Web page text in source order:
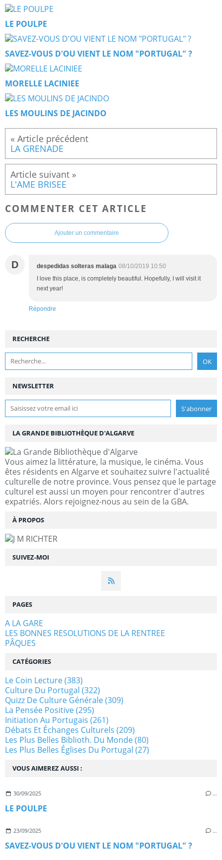
LE POULPE
SAVEZ-VOUS D'OU VIENT LE NOM "PORTUGAL" ?
MORELLE LACINIEE
LES MOULINS DE JACINDO
LA GRENADE
L'AME BRISEE
COMMENTER CET ARTICLE
Ajouter un commentaire
D despedidas solteras malaga 08/10/2019 10:50
I love this place, is completely beautiful. Hopefully, I will visit it
next year!
Répondre
NEWSLETTER
SUIVEZ-MOI
RECHERCHE
LA GRANDE BIBLIOTHÈQUE D'ALGARVE
Vous aimez la littérature, la musique, le cinéma. Vous
êtes résidents en Algarve et souhaitez suivre l'actualité
culturelle de notre province. Vous pensez que le partage
culturel est aussi un moyen pour rencontrer d'autres
expatriés. Alors rejoignez-nous au sein de la GBA.
À PROPOS
VOUS AIMEREZ AUSSI :
30/09/2025 …
LE POULPE
23/09/2025 …
SAVEZ-VOUS D'OU VIENT LE NOM "PORTUGAL" ?
PAGES
A LA GARE
LES BONNES RESOLUTIONS DE LA RENTREE
PÂQUES
CATÉGORIES
Le Coin Lecture(383)
Culture Du Portugal (322)
Quizz De Culture Générale(309)
La Pensée Positive(295)
Initiation Au Portugais (261)
Débats Et Échanges Culturels (209)
Les Plus Belles Biblioth. Du Monde(80)
Les Plus Belles Églises Du Portugal (27)